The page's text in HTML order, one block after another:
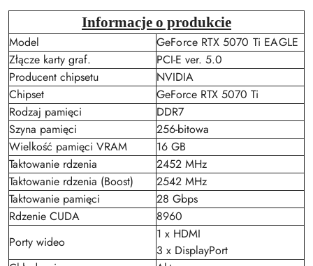
Informacje o produkcie
Model
GeForce RTX 5070 Ti EAGLE
Złącze karty graf.
PCI-E ver. 5.0
Producent chipsetu
NVIDIA
Chipset
GeForce RTX 5070 Ti
Rodzaj pamięci
DDR7
Szyna pamięci
256-bitowa
Wielkość pamięci VRAM
16 GB
Taktowanie rdzenia
2452 MHz
Taktowanie rdzenia (Boost)
2542 MHz
Taktowanie pamięci
28 Gbps
Rdzenie CUDA
8960
Porty wideo
1 x HDMI
3 x DisplayPort